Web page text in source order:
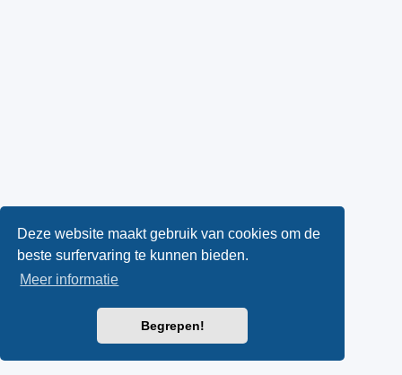
Deze website maakt gebruik van cookies om de
beste surfervaring te kunnen bieden.
Meer informatie
Begrepen!